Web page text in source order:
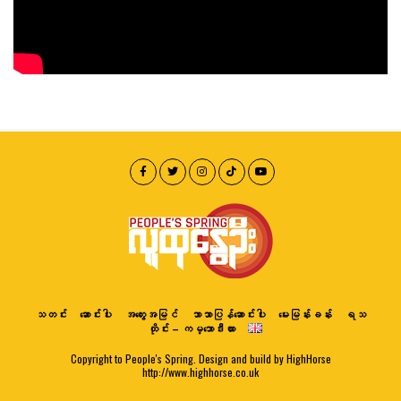
သတင်း ဆောင်းပါး အတွေးအမြင် ဘာသာပြန်ဆောင်းပါး မေးမြန်းခန်း
ရသ
ထိုင်း – ကမ္ဘောဒီးယား
Copyright to People's Spring. Design and build by HighHorse
http://www.highhorse.co.uk